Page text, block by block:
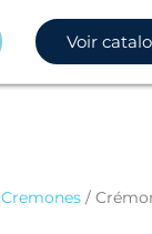
Voir
Cremones/